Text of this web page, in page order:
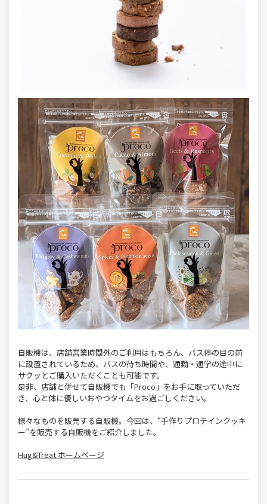
自販機は、店舗営業時間外のご利用はもちろん、バス停の目の前
に設置されているため、バスの待ち時間や、通勤・通学の途中に
サクッとご購入いただくことも可能です。
是非、店舗と併せて自販機でも「Proco」をお手に取っていただ
き、心と体に優しいおやつタイムをお過ごしください。
様々なものを販売する自販機。今回は、“手作りプロテインクッキ
ー”を販売する自販機をご紹介しました。
Hug&Treat ホームページ